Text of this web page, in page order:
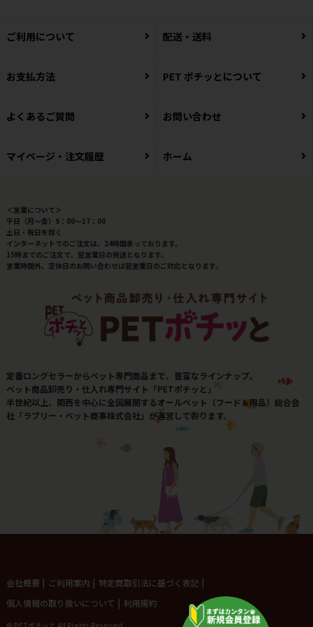
ご利用について 配送・送料
お支払方法 PET ポチッとについて
よくあるご質問 お問い合わせ
マイページ・注文履歴 ホーム
＜営業について＞
平日（月～金）9：00～17：00
土日・祝日を除く
インターネットでのご注文は、24時間承っております。
15時までのご注文で、翌営業日の発送となります。
営業時間外、定休日のお問い合わせは翌営業日のご対応となります。
定番ロングセラーからペット専門商品まで、豊富なラインナップ。
ペット商品卸売り・仕入れ専門サイト「PETポチッと」
半世紀以上、関西を中心に全国展開するオールペット（フード＆用品）総合会
社「ラブリー・ペット商事株式会社」が運営しております。
会社概要 | ご利用案内 | 特定商取引法に基づく表記 |
個人情報の取り扱いについて | 利用規約